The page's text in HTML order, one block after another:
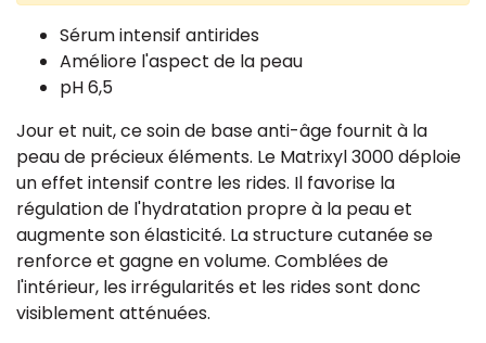
Sérum intensif antirides
Améliore l'aspect de la peau
pH 6,5
Jour et nuit, ce soin de base anti-âge fournit à la
peau de précieux éléments. Le Matrixyl 3000 déploie
un effet intensif contre les rides. Il favorise la
régulation de l'hydratation propre à la peau et
augmente son élasticité. La structure cutanée se
renforce et gagne en volume. Comblées de
l'intérieur, les irrégularités et les rides sont donc
visiblement atténuées.